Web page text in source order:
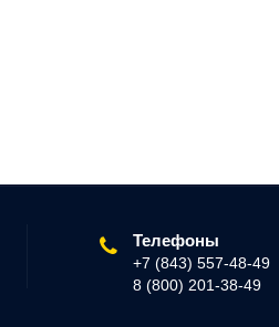
Телефоны
+7 (843) 557-48-49
8 (800) 201-38-49